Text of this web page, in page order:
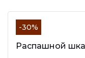
-30%
Распашной